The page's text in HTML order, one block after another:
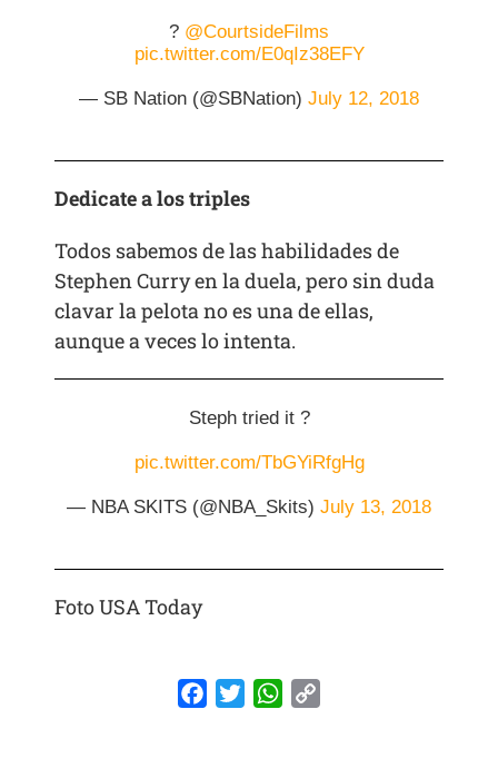
? @CourtsideFilms
pic.twitter.com/E0qIz38EFY
— SB Nation (@SBNation) July 12, 2018
Dedicate a los triples
Todos sabemos de las habilidades de
Stephen Curry en la duela, pero sin duda
clavar la pelota no es una de ellas,
aunque a veces lo intenta.
Steph tried it ?
pic.twitter.com/TbGYiRfgHg
— NBA SKITS (@NBA_Skits) July 13, 2018
Foto USA Today
FacebookTwitterWhatsApp